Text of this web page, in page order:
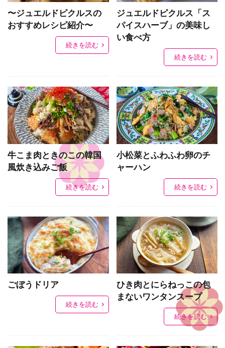
〜ジュエルドピクルスの
おすすめレシピ紹介〜
続きを読む
ジュエルドピクルス「ス
パイスハーブ」の美味し
い食べ方
続きを読む
牛こま肉ときのこの韓国
風炊き込みご飯
続きを読む
小松菜とふわふわ卵のチ
ャーハン
続きを読む
ごぼうドリア
続きを読む
ひき肉とにらねっこの包
まないワンタンスープ
続きを読む